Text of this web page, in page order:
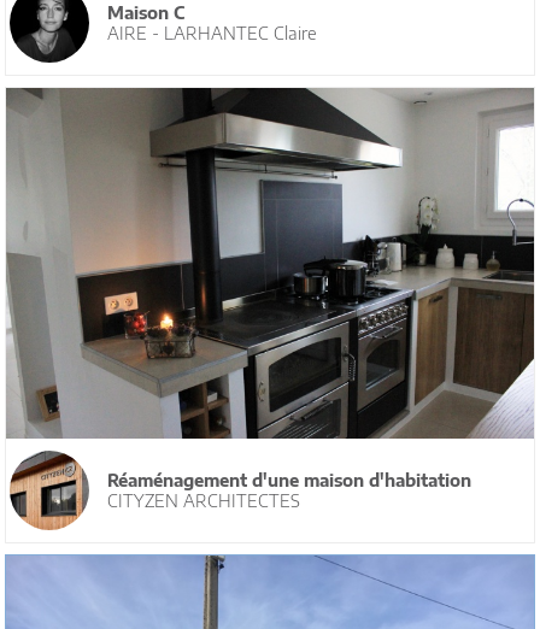
Maison C
AIRE - LARHANTEC Claire
Réaménagement d'une maison d'habitation
CITYZEN ARCHITECTES